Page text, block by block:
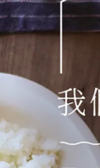
」daube 10號鍋的